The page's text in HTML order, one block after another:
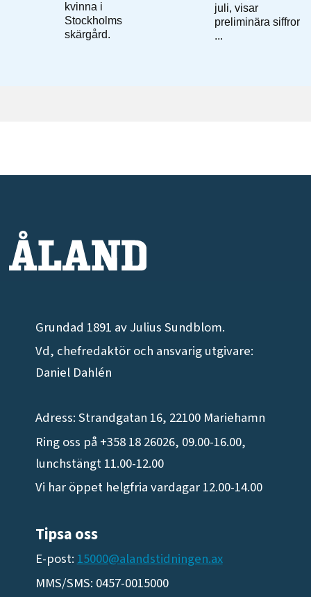
Grundad 1891 av Julius Sundblom.
Vd, chefredaktör och ansvarig utgivare:
Daniel Dahlén
Adress: Strandgatan 16, 22100 Mariehamn
Ring oss på +358 18 26026, 09.00-16.00,
lunchstängt 11.00-12.00
Vi har öppet helgfria vardagar 12.00-14.00
Tipsa oss
E-post: 15000@alandstidningen.ax
MMS/SMS: 0457-0015000